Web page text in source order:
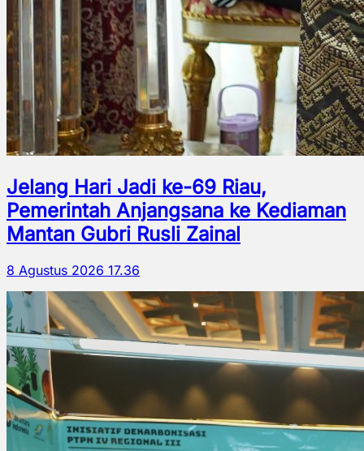
Jelang Hari Jadi ke-69 Riau,
Pemerintah Anjangsana ke Kediaman
Mantan Gubri Rusli Zainal
8 Agustus 2026 17.36